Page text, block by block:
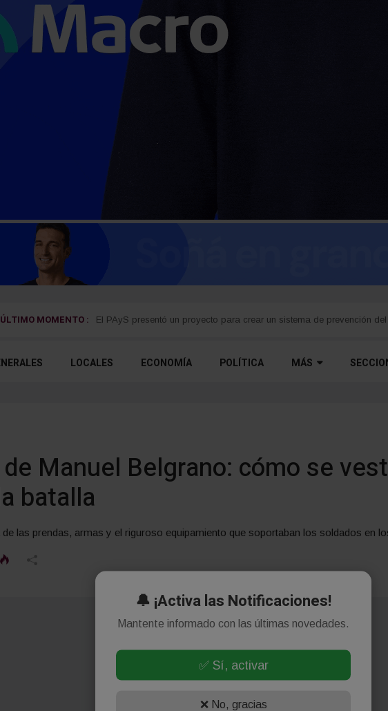
ÚLTIMO MOMENTO :
del río Uruguay Detectan cocaína oculta en carne que iba a ser entregada a detenidos
LOCALES ECONOMÍA POLÍTICA MÁS
Manuel Belgrano: cómo se
batalla
las prendas, armas y el riguroso equipamiento que soportaban los soldados en
🔔 ¡Activa las Notificaciones!
Mantente informado con las últimas novedades.
✅ Sí, activar
❌ No, gracias